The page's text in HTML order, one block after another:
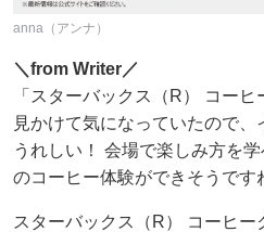
anna（アンナ）
＼from Writer／
「スターバックス（R） コー
見かけて気になっていたので
うれしい！ 会場で楽しみ方を
のコーヒー体験ができそうです
スターバックス（R） コーヒー